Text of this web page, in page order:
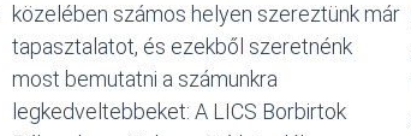
közelében számos helyen szereztünk már
tapasztalatot, és ezekből szeretnénk
most bemutatni a számunkra
legkedveltebbeket: A LICS Borbirtok